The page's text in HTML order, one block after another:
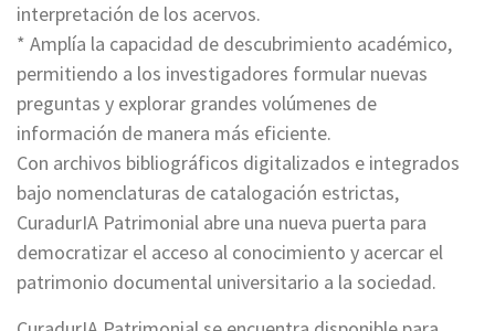
interpretación de los acervos.
* Amplía la capacidad de descubrimiento académico,
permitiendo a los investigadores formular nuevas
preguntas y explorar grandes volúmenes de
información de manera más eficiente.
Con archivos bibliográficos digitalizados e integrados
bajo nomenclaturas de catalogación estrictas,
CuradurIA Patrimonial abre una nueva puerta para
democratizar el acceso al conocimiento y acercar el
patrimonio documental universitario a la sociedad.